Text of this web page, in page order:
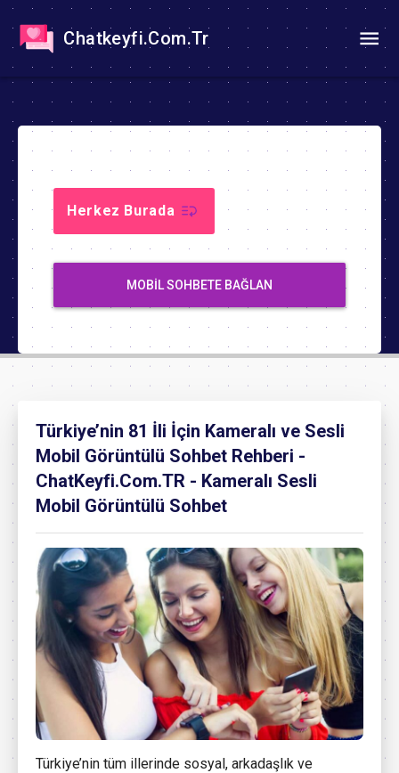
Chatkeyfi.Com.Tr
Herkez Burada
MOBIL SOHBETE BAĞLAN
Türkiye’nin 81 İli İçin Kameralı ve Sesli
Mobil Görüntülü Sohbet Rehberi -
ChatKeyfi.Com.TR - Kameralı Sesli
Mobil Görüntülü Sohbet
Türkiye’nin tüm illerinde sosyal, arkadaşlık ve